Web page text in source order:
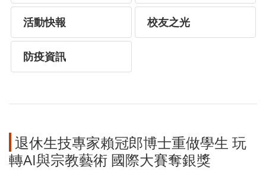
活動快報 校友之光
防疫資訊
退休生技專家賴冠郎博士重做學生 玩
轉AI與宗教藝術 國際大賽奪銀獎